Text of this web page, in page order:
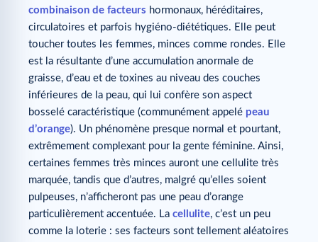
combinaison de facteurs hormonaux, héréditaires,
circulatoires et parfois hygiéno-diététiques. Elle peut
toucher toutes les femmes, minces comme rondes. Elle
est la résultante d’une accumulation anormale de
graisse, d’eau et de toxines au niveau des couches
inférieures de la peau, qui lui confère son aspect
bosselé caractéristique (communément appelé peau
d’orange). Un phénomène presque normal et pourtant,
extrêmement complexant pour la gente féminine. Ainsi,
certaines femmes très minces auront une cellulite très
marquée, tandis que d’autres, malgré qu’elles soient
pulpeuses, n’afficheront pas une peau d’orange
particulièrement accentuée. La cellulite, c’est un peu
comme la loterie : ses facteurs sont tellement aléatoires